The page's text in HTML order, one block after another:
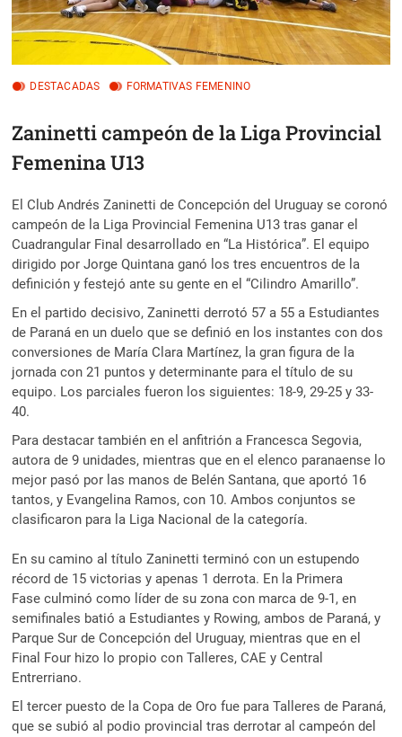
DESTACADAS FORMATIVAS FEMENINO
Zaninetti campeón de la Liga Provincial
Femenina U13
El Club Andrés Zaninetti de Concepción del Uruguay se coronó
campeón de la Liga Provincial Femenina U13 tras ganar el
Cuadrangular Final desarrollado en “La Histórica”. El equipo
dirigido por Jorge Quintana ganó los tres encuentros de la
definición y festejó ante su gente en el “Cilindro Amarillo”.
En el partido decisivo, Zaninetti derrotó 57 a 55 a Estudiantes
de Paraná en un duelo que se definió en los instantes con dos
conversiones de María Clara Martínez, la gran figura de la
jornada con 21 puntos y determinante para el título de su
equipo. Los parciales fueron los siguientes: 18-9, 29-25 y 33-
40.
Para destacar también en el anfitrión a Francesca Segovia,
autora de 9 unidades, mientras que en el elenco paranaense lo
mejor pasó por las manos de Belén Santana, que aportó 16
tantos, y Evangelina Ramos, con 10. Ambos conjuntos se
clasificaron para la Liga Nacional de la categoría.
En su camino al título Zaninetti terminó con un estupendo
récord de 15 victorias y apenas 1 derrota. En la Primera
Fase culminó como líder de su zona con marca de 9-1, en
semifinales batió a Estudiantes y Rowing, ambos de Paraná, y
Parque Sur de Concepción del Uruguay, mientras que en el
Final Four hizo lo propio con Talleres, CAE y Central
Entrerriano.
El tercer puesto de la Copa de Oro fue para Talleres de Paraná,
que se subió al podio provincial tras derrotar al campeón del